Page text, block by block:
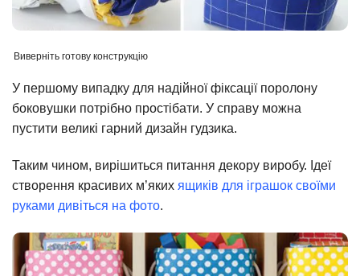
Виверніть готову конструкцію
У першому випадку для надійної фіксації поролону
боковушки потрібно простібати. У справу можна
пустити великі гарний дизайн гудзика.
Таким чином, вирішиться питання декору виробу. Ідеї
створення красивих м’яких ящиків для іграшок своїми
руками дивіться на фото.